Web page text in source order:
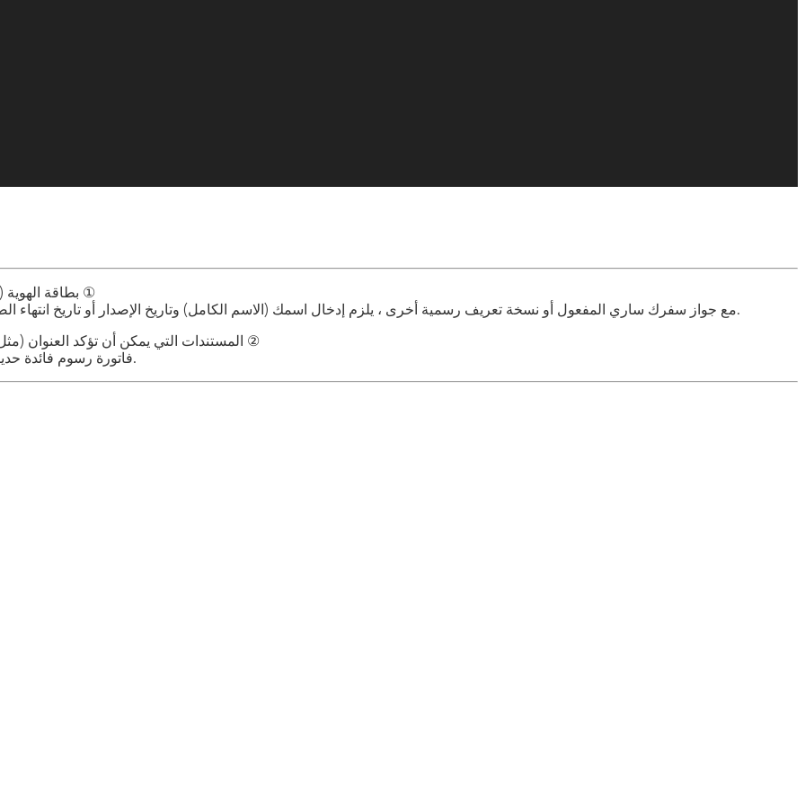
بطاقة الهوية (مثل جواز السفر ساري المفعول ، رخصة القيادة ، بطاقة الهوية ، إلخ.) ①
مع جواز سفرك ساري المفعول أو نسخة تعريف رسمية أخرى ، يلزم إدخال اسمك (الاسم الكامل) وتاريخ الإصدار أو تاريخ انتهاء الصلاحية ومكان ميلادك وتاريخ الميلاد أو رقم المعرّف الضريبي وتوقيعك.
المستندات التي يمكن أن تؤكد العنوان (مثل الكهرباء والغاز والمياه والهاتف والبنزين والإنترنت أو تلفزيون الكابل) ②
فاتورة رسوم فائدة حديثة تسرد التاريخ في غضون 6 أشهر بحيث يمكنك تأكيد عنوانك المسجل.